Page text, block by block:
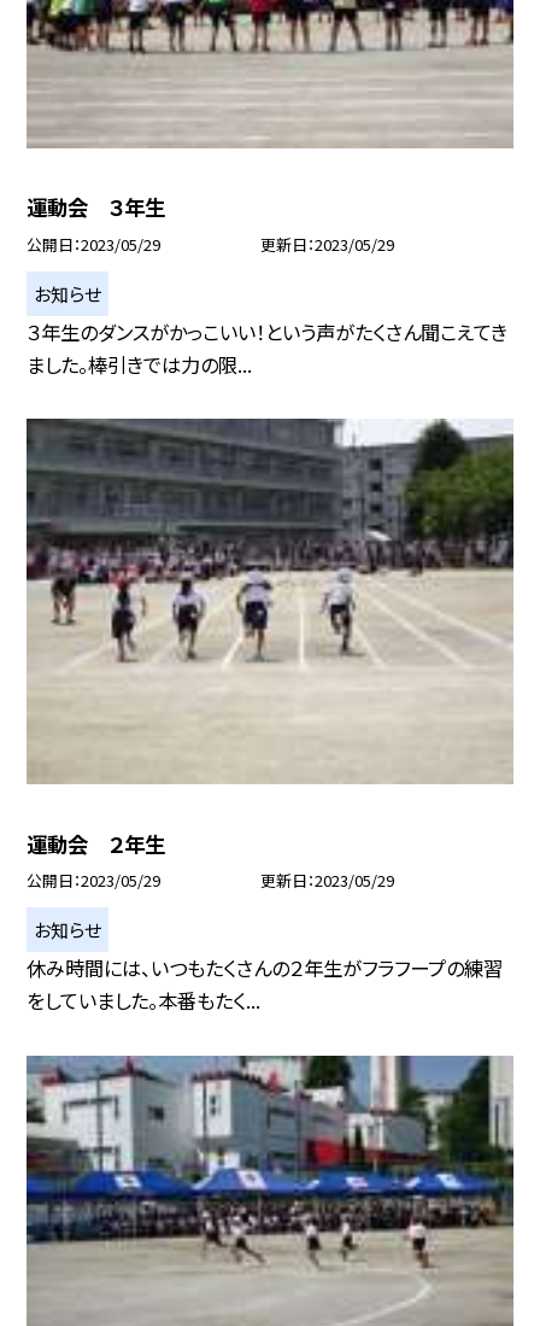
運動会 ３年生
公開日 2023/05/29 更新日 2023/05/29
お知らせ
３年生のダンスがかっこいい！という声がたくさん聞こえてき
ました。棒引きでは力の限...
運動会 ２年生
公開日 2023/05/29 更新日 2023/05/29
お知らせ
休み時間には、いつもたくさんの２年生がフラフープの練習
をしていました。本番もたく...